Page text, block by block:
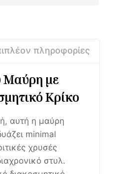
πληροφορίες
Μαύρη με
Κρίκο
αυτή η μαύρη
minimal
χρυσές
στυλ.